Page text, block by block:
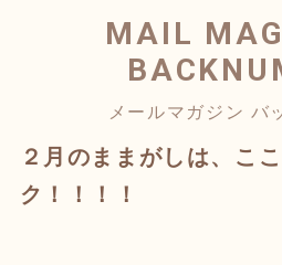
MAIL
メールマガジン バ
２月のままがしは、こ
ク！！！！